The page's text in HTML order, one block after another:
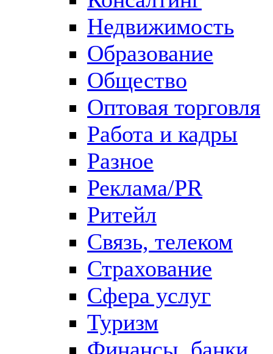
Недвижимость
Образование
Общество
Оптовая торговля
Работа и кадры
Разное
Реклама/PR
Ритейл
Связь, телеком
Страхование
Сфера услуг
Туризм
Финансы, банки